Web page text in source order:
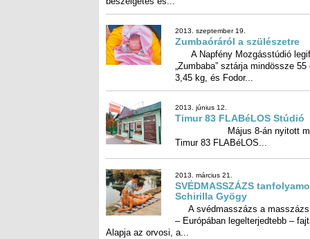
2013. szeptember 19.
Zumbaóráról a szülészetre
A Napfény Mozgásstúdió
„Zumbaba” sztárja mindössze
3,45 kg, és Fodor...
2013. június 12.
Timur 83 FLABéLOS Stúdió
Május 8-án nyitott
Timur 83 FLABéLOS...
2013. március 21.
SVÉDMASSZÁZS
Schirilla Gyögy
A svédmasszázs a
– Európában legelterjedtebb –
Alapja az orvosi, a...